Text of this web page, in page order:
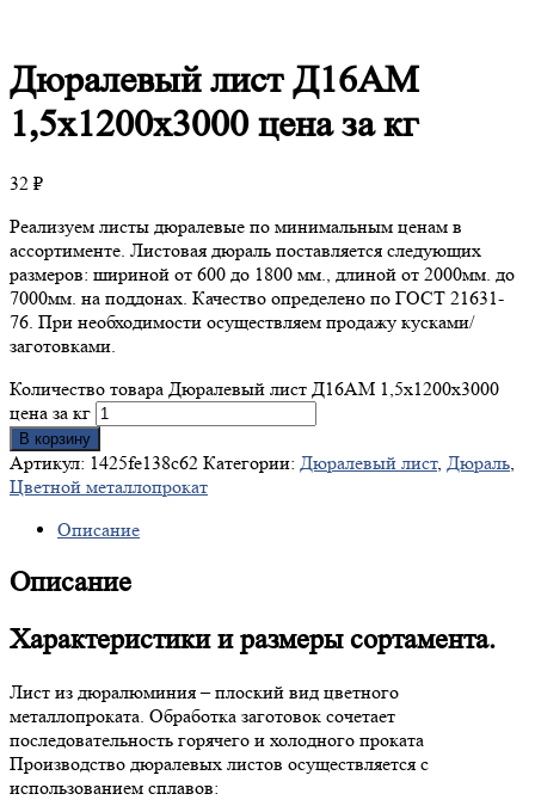
Дюралевыйлист Д16АМ
1,5х1200х3000 цена за кг
32 ₽
Реализуем листы дюралевые по минимальным ценам в
ассортименте. Листовая дюраль поставляется следующих
размеров: шириной от 600 до 1800 мм., длиной от 2000мм. до
7000мм. на поддонах. Качество определено по ГОСТ 21631-
76. При необходимости осуществляем продажу кусками/
заготовками.
Количество товара Дюралевый лист Д16АМ 1,5х1200х3000
цена за кг
В корзину
Артикул: 1425fe138c62 Категории: Дюралевый лист, Дюраль,
Цветной металлопрокат
Описание
Описание
Характеристики и размеры сортамента.
Лист из дюралюминия – плоский вид цветного
металлопроката. Обработка заготовок сочетает
последовательность горячего и холодного проката
Производство дюралевых листов осуществляется с
использованием сплавов: